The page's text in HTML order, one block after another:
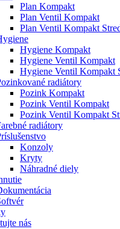
Plan Kompakt
Plan Ventil Kompakt
Plan Ventil Kompakt
Hygiene Kompakt
Hygiene Ventil Kompakt
Hygiene Ventil Kompakt
radiátory
Pozink Kompakt
Pozink Ventil Kompakt
Pozink Ventil Kompakt
radiátory
Konzoly
Kryty
Náhradné diely
nás